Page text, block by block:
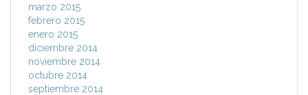
marzo 2015
febrero 2015
enero 2015
diciembre 2014
noviembre 2014
octubre 2014
septiembre 2014